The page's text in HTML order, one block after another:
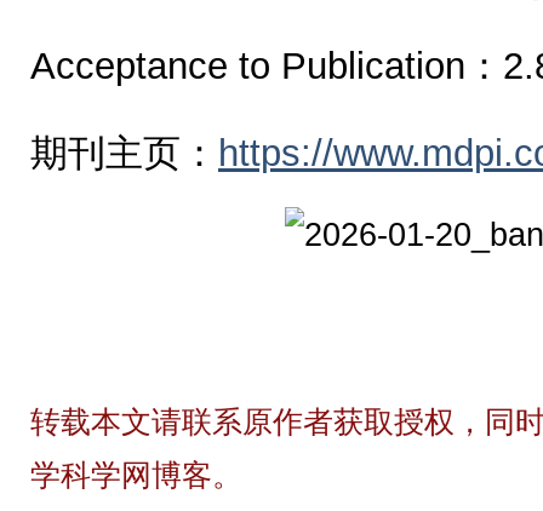
Acceptance to Publication：
期刊主页： https://
转载本文请联系原作者获取授权，同
学科学网博客。